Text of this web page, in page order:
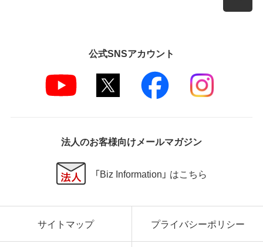
公式SNSアカウント
法人のお客様向けメールマガジン
「Biz Information」 はこちら
サイトマップ プライバシーポリシー